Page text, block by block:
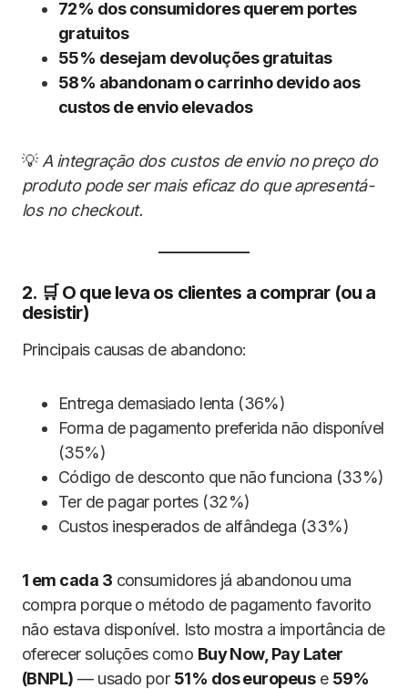
72% dos consumidores querem portes
gratuitos
55% desejam devoluções gratuitas
58% abandonam o carrinho devido aos
custos de envio elevados
💡 A integração dos custos de envio no preço do
produto pode ser mais eficaz do que apresentá-
los no checkout.
2. 🛒 O que leva os clientes a comprar (ou a
desistir)
Principais causas de abandono:
Entrega demasiado lenta (36%)
Forma de pagamento preferida não disponível
(35%)
Código de desconto que não funciona (33%)
Ter de pagar portes (32%)
Custos inesperados de alfândega (33%)
1 em cada 3 consumidores já abandonou uma
compra porque o método de pagamento favorito
não estava disponível. Isto mostra a importância de
oferecer soluções como Buy Now, Pay Later
(BNPL) — usado por 51% dos europeuse 59%